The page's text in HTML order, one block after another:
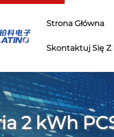
Strona Główna
Skontaktuj Się Z
2 kWh